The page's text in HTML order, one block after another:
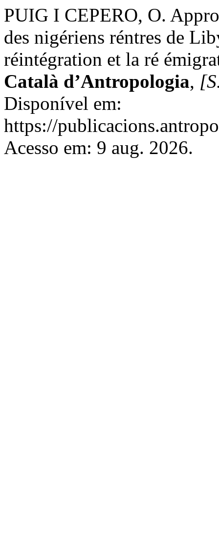
PUIG I CEPERO, O.
des nigériens réntres de
réintégration et la ré
Català d’Antropologia,
Disponível em:
https://
Acesso em: 9 aug. 2026.